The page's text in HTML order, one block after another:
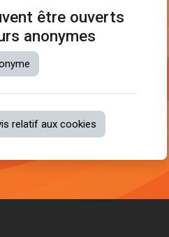
être ouverts
anonymes
relatif aux cookies